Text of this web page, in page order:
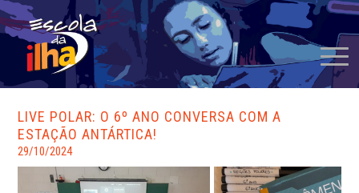
LIVE POLAR: O 6º ANO CONVERSA COM A
ESTAÇÃO ANTÁRTICA!
29/10/2024